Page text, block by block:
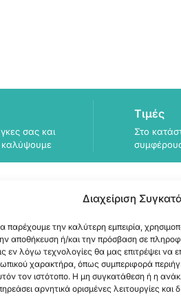
Διαχείριση
παρέχουμε την καλύτερη εμπειρία,
αποθήκευση ή/και την πρόσβαση σε
εν λόγω τεχνολογίες θα μας επιτρέψει να
χαρακτήρα, όπως συμπεριφορά
τον ιστότοπο. Η μη συγκατάθεση ή η
αρνητικά ορισμένες λειτουργίες και
σας και
καλύψουμε
Τιμές
Στο